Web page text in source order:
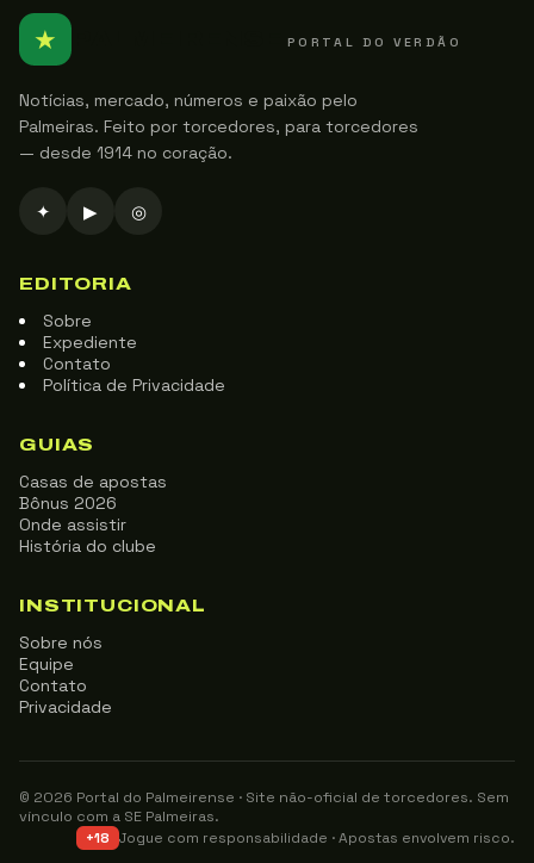
★ PORTAL DO VERDÃO
Notícias, mercado, números e paixão pelo
Palmeiras. Feito por torcedores, para torcedores
— desde 1914 no coração.
✦ ▶ ◎
EDITORIA
Sobre
Expediente
Contato
Política de Privacidade
GUIAS
Casas de apostas
Bônus 2026
Onde assistir
História do clube
INSTITUCIONAL
Sobre nós
Equipe
Contato
Privacidade
© 2026 Portal do Palmeirense · Site não-oficial de torcedores. Sem
vínculo com a SE Palmeiras.
+18 Jogue com responsabilidade · Apostas envolvem risco.